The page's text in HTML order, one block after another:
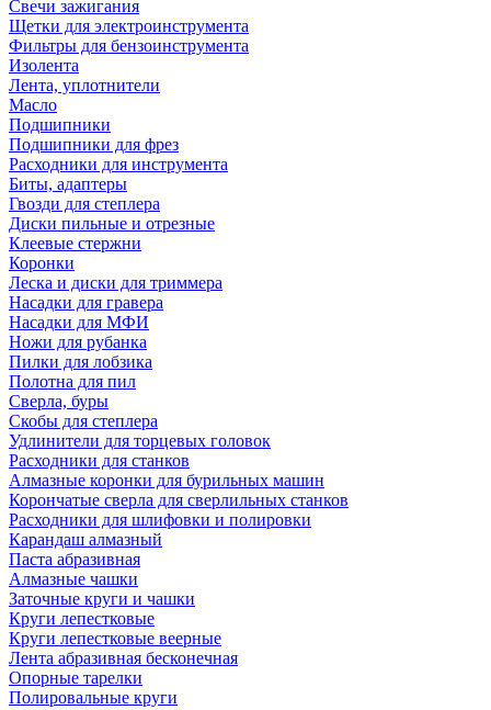
Свечи зажигания
Щетки для электроинструмента
Фильтры для бензоинструмента
Изолента
Лента, уплотнители
Масло
Подшипники
Подшипники для фрез
Расходники для инструмента
Биты, адаптеры
Гвозди для степлера
Диски пильные и отрезные
Клеевые стержни
Коронки
Леска и диски для триммера
Насадки для гравера
Насадки для МФИ
Ножи для рубанка
Пилки для лобзика
Полотна для пил
Сверла, буры
Скобы для степлера
Удлинители для торцевых головок
Расходники для станков
Алмазные коронки для бурильных машин
Корончатые сверла для сверлильных станков
Расходники для шлифовки и полировки
Карандаш алмазный
Паста абразивная
Алмазные чашки
Заточные круги и чашки
Круги лепестковые
Круги лепестковые веерные
Лента абразивная бесконечная
Опорные тарелки
Полировальные круги